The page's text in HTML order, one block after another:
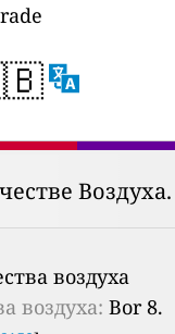
Воздуха.
воздуха
воздуха: Bor 8.